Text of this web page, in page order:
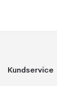
Kundservice